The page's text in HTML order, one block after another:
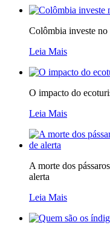
Colômbia investe no
Leia Mais
O impacto do
Leia Mais
A morte dos
alerta
Leia Mais